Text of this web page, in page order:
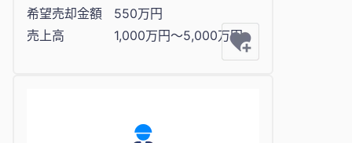
希望売却金額
550万円
売上高
1,000万円〜5,000万円